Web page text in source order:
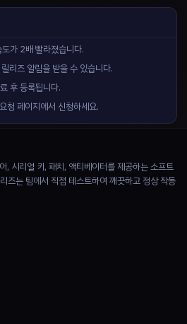
가 2배 빨라졌습니다.
리즈 알림을 받을 수 있습니다.
후 등록됩니다.
청 페이지에서 신청하세요.
시리얼 키, 패치, 액티베이터를 제공하는 소프트
즈는 팀에서 직접 테스트하여 깨끗하고 정상 작동